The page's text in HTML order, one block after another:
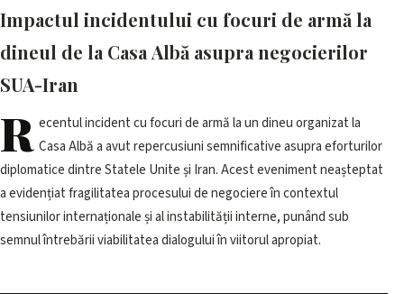
Impactul incidentului cu focuri de armă la
dineul de la Casa Albă asupra negocierilor
SUA-Iran
R ecentul incident cu focuri de armă la un dineu organizat la
Casa Albă a avut repercusiuni semnificative asupra eforturilor
diplomatice dintre Statele Unite și Iran. Acest eveniment neașteptat
a evidențiat fragilitatea procesului de negociere în contextul
tensiunilor internaționale și al instabilității interne, punând sub
semnul întrebării viabilitatea dialogului în viitorul apropiat.